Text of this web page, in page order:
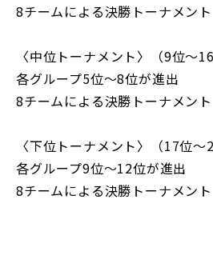
8チームによる決勝トーナメント
〈中位トーナメント〉（9位～16
各グループ5位～8位が進出
8チームによる決勝トーナメント
〈下位トーナメント〉（17位～
各グループ9位～12位が進出
8チームによる決勝トーナメント